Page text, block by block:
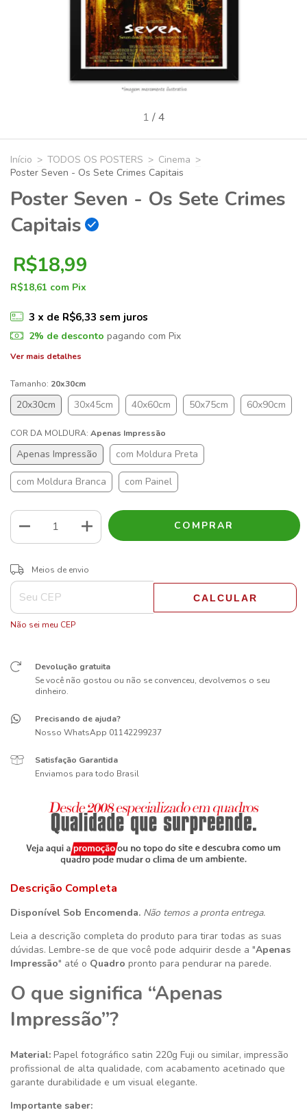
1 /4
Início > TODOS OS POSTERS > Cinema >
Poster Seven - Os Sete Crimes Capitais
Poster Seven - Os Sete Crimes
Capitais
R$18,99
R$18,61 com Pix
3 x de R$6,33 sem juros
2% de desconto pagando com Pix
Ver mais detalhes
Tamanho: 20x30cm
20x30cm 30x45cm 40x60cm 50x75cm 60x90cm
COR DA MOLDURA: Apenas Impressão
Apenas Impressão com Moldura Preta
com Moldura Branca com Painel
Entregas para o CEP:
Meios de envio
CALCULAR
Não sei meu CEP
Devolução gratuita
Se você não gostou ou não se convenceu, devolvemos o seu
dinheiro.
Precisando de ajuda?
Nosso WhatsApp 01142299237
Satisfação Garantida
Enviamos para todo Brasil
Descrição Completa
Disponível Sob Encomenda. Não temos a pronta entrega.
Leia a descrição completa do produto para tirar todas as suas
dúvidas. Lembre-se de que você pode adquirir desde a "Apenas
Impressão" até o Quadro pronto para pendurar na parede.
O que significa “Apenas
Impressão”?
Material: Papel fotográfico satin 220g Fuji ou similar, impressão
profissional de alta qualidade, com acabamento acetinado que
garante durabilidade e um visual elegante.
Importante saber: